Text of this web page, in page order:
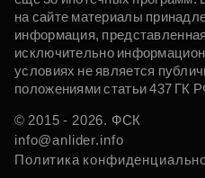
на сайте материалы
информация,
исключительно
условиях не является
положениями статьи 437 ГК
© 2015 - 2026. ФСК
info@anlider.info
Политика